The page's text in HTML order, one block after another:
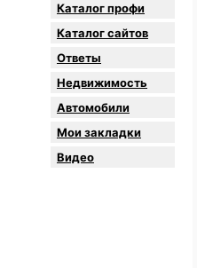
Каталог профи
Каталог сайтов
Oтветы
Недвижимость
Автомобили
Мои закладки
Видео